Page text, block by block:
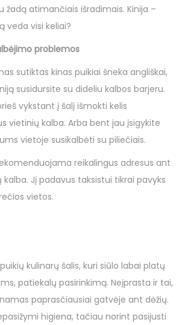
žadą atimančiais išradimais. Kinija –
veda visi keliai?
problemos
sutiktas kinas puikiai šneka angliškai,
susidursite su dideliu kalbos barjeru.
vykstant į šalį išmokti kelis
vietinių kalba. Arba bent jau įsigykite
vietoje susikalbėti su piliečiais.
reikalingus adresus ant
kalba. Jį padavus taksistui tikrai pavyks
vietos.
kulinarų šalis, kuri siūlo labai platų
patiekalų pasirinkimą. Neįprasta ir tai,
paprasčiausiai gatvėje ant dėžių.
higiena, tačiau norint pasijusti